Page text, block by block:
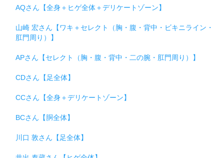
AQさん【全身＋ヒゲ全体＋デリケートゾーン】
山崎 宏さん【ワキ＋セレクト（胸・腹・背中・ビキニライン・
肛門周り）】
APさん【セレクト（胸・腹・背中・二の腕・肛門周り）】
CDさん【足全体】
CCさん【全身＋デリケートゾーン】
BCさん【胴全体】
川口 敦さん【足全体】